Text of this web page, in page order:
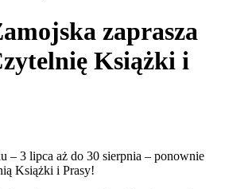
zaprasza
Książki i
– 3 lipca aż do 30 sierpnia – ponownie
Książki i Prasy!